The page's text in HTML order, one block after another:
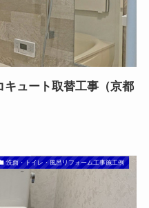
ュート取替工事（京都
洗面・トイレ・風呂リフォーム工事施工例